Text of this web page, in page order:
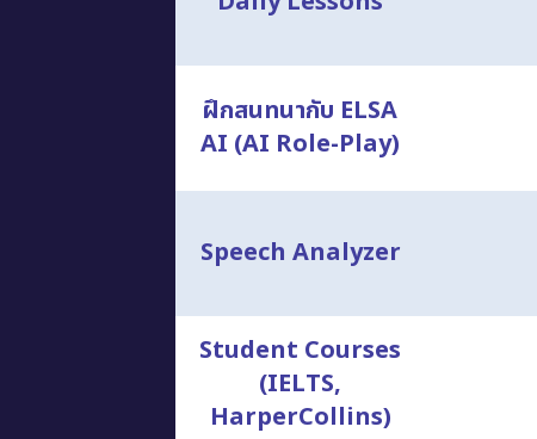
ฝึกสนทนากับ ELSA
AI (AI Role-Play)
Speech Analyzer
Student Courses
(IELTS,
HarperCollins)